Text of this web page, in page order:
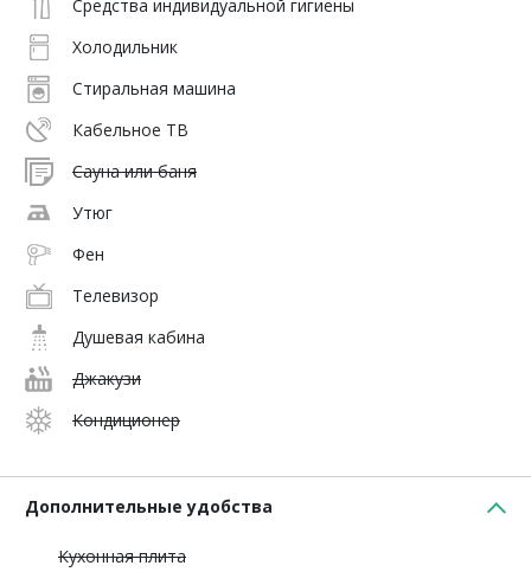
Средства индивидуальной гигиены
Холодильник
Стиральная машина
Кабельное ТВ
Сауна или баня
Утюг
Фен
Телевизор
Душевая кабина
Джакузи
Кондиционер
Дополнительные удобства
Кухонная плита